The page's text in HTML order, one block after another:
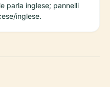
parla inglese; pannelli
inglese.